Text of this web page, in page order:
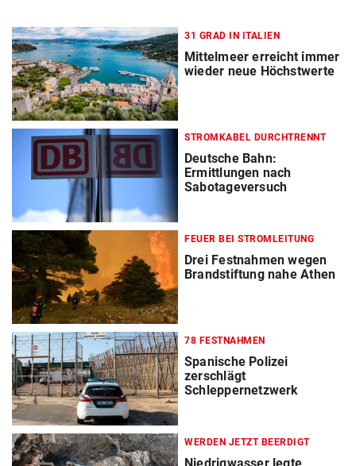
31 GRAD IN ITALIEN
Mittelmeer erreicht immer
wieder neue Höchstwerte
STROMKABEL DURCHTRENNT
Deutsche Bahn:
Ermittlungen nach
Sabotageversuch
FEUER BEI STROMLEITUNG
Drei Festnahmen wegen
Brandstiftung nahe Athen
78 FESTNAHMEN
Spanische Polizei
zerschlägt
Schleppernetzwerk
WERDEN JETZT BEERDIGT